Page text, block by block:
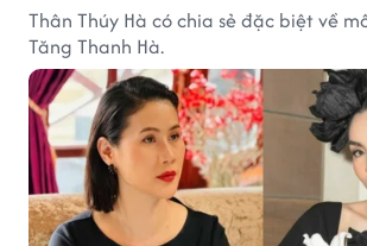
Thân Thúy Hà có chia sẻ đặc biệt về
Tăng Thanh Hà.